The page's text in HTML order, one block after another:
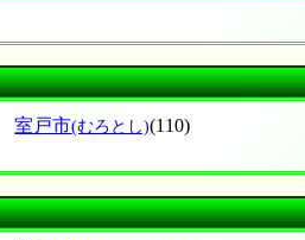
室戸市(むろとし)(110)